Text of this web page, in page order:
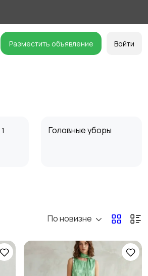
Разместить объявление Войти
1 Головные уборы
По новизне